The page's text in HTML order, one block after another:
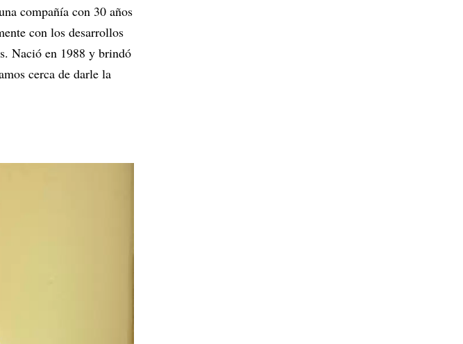
compañía con 30 años
con los desarrollos
Nació en 1988 y brindó
cerca de darle la